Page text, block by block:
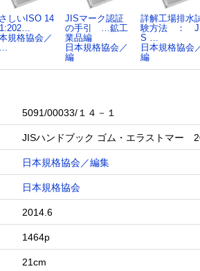
しいISO 14
規格協会／
JISマーク認証
の手引 …鉱工
業品編
日本規格協会／
編
詳解工場排水
験方法 ： JI
S …
日本規格協会
編
5091/00033/１４－１
JISハンドブック ゴム・エラストマー
日本規格協会／編集
日本規格協会
2014.6
1464p
21cm